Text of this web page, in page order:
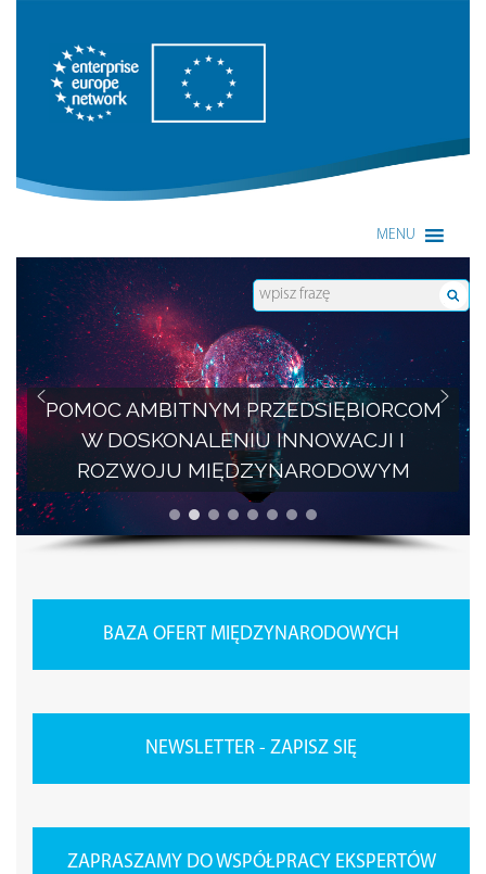
Enterprise Europe Network
MENU
POMOC AMBITNYM PRZEDSIĘBIORCOM
W DOSKONALENIU INNOWACJI I
ROZWOJU MIĘDZYNARODOWYM
BAZA OFERT MIĘDZYNARODOWYCH
NEWSLETTER - ZAPISZ SIĘ
ZAPRASZAMY DO WSPÓŁPRACY EKSPERTÓW